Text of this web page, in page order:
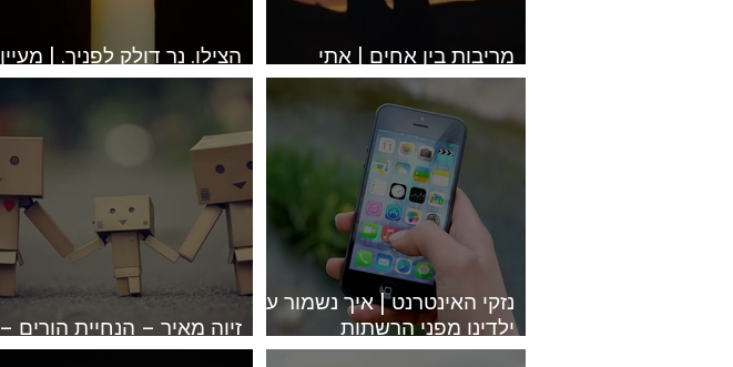
יעל זלץ - שיעורים
מריבות בין אחים | אתי
רוזנצוייז
הצילו. נר דולק לפניך. | מעיין
וינגרטן
נזקי האינטרנט | איך נשמור על
ילדינו מפני הרשתות
החברתיות ותרבות לא טובה?
זיוה מאיר – הנחיית הורים –
כיבוד הורים